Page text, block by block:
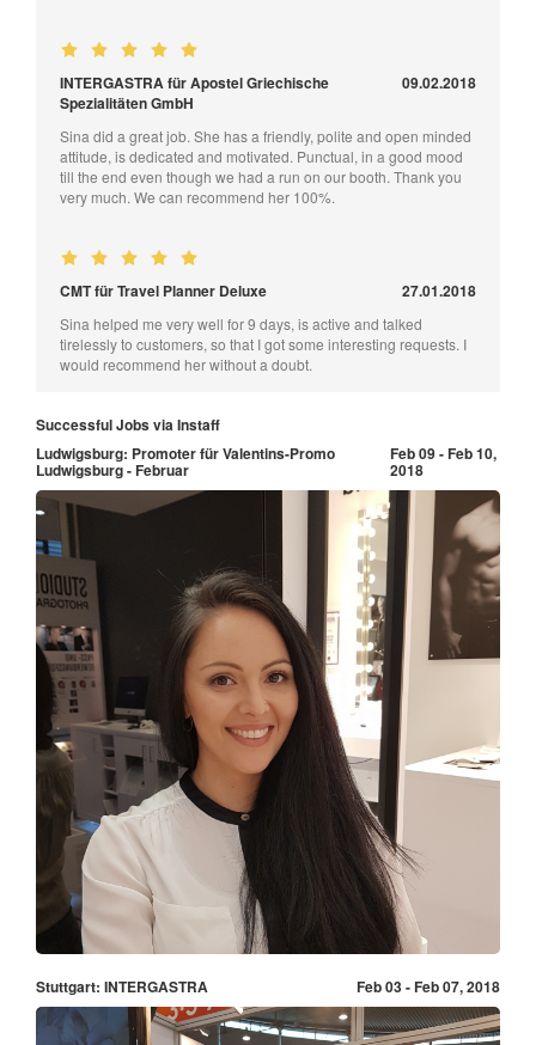
INTERGASTRA für Apostel Griechische
Spezialitäten GmbH
09.02.2018
Sina did a great job. She has a friendly, polite and open minded
attitude, is dedicated and motivated. Punctual, in a good mood
till the end even though we had a run on our booth. Thank you
very much. We can recommend her 100%.
CMT für Travel Planner Deluxe 27.01.2018
Sina helped me very well for 9 days, is active and talked
tirelessly to customers, so that I got some interesting requests. I
would recommend her without a doubt.
Successful Jobs via Instaff
Ludwigsburg: Promoter für Valentins-Promo
Ludwigsburg - Februar
Feb 09 - Feb 10,
2018
Stuttgart: INTERGASTRA Feb 03 - Feb 07, 2018